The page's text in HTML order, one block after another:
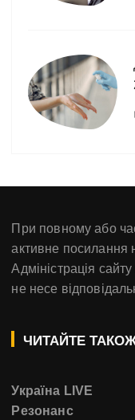
При повному або
активне посилання
Адміністрація
не несе
ЧИТАЙТЕ
Україна LIVE
Резонанс